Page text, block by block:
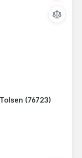
(76723)